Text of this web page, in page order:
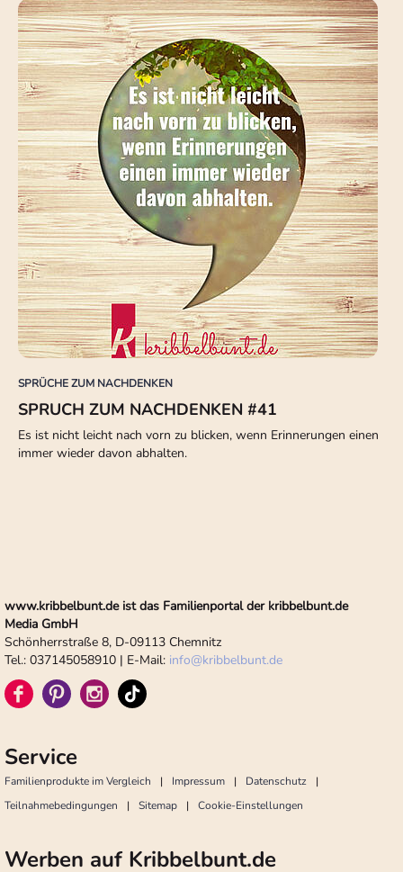
SPRÜCHE ZUM NACHDENKEN
SPRUCH ZUM NACHDENKEN #41
Es ist nicht leicht nach vorn zu blicken, wenn Erinnerungen einen
immer wieder davon abhalten.
www.kribbelbunt.de ist das Familienportal der kribbelbunt.de
Media GmbH
Schönherrstraße 8, D-09113 Chemnitz
Tel.: 037145058910 | E-Mail: info@kribbelbunt.de
Service
Familienprodukte im Vergleich Impressum
Datenschutz
Teilnahmebedingungen
Sitemap Cookie-Einstellungen
Werben auf Kribbelbunt.de